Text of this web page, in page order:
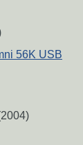
56K USB